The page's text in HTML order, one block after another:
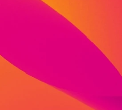
Institutionen, privaten
der Sozialwirtschaft. Wir
und stimmen
Partner*innen
Nutze sie!